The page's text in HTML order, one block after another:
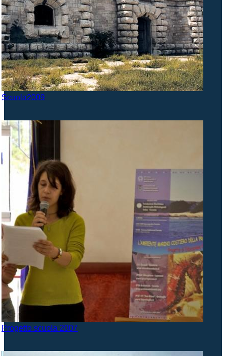
Scuola2009
Progetto scuola 2007